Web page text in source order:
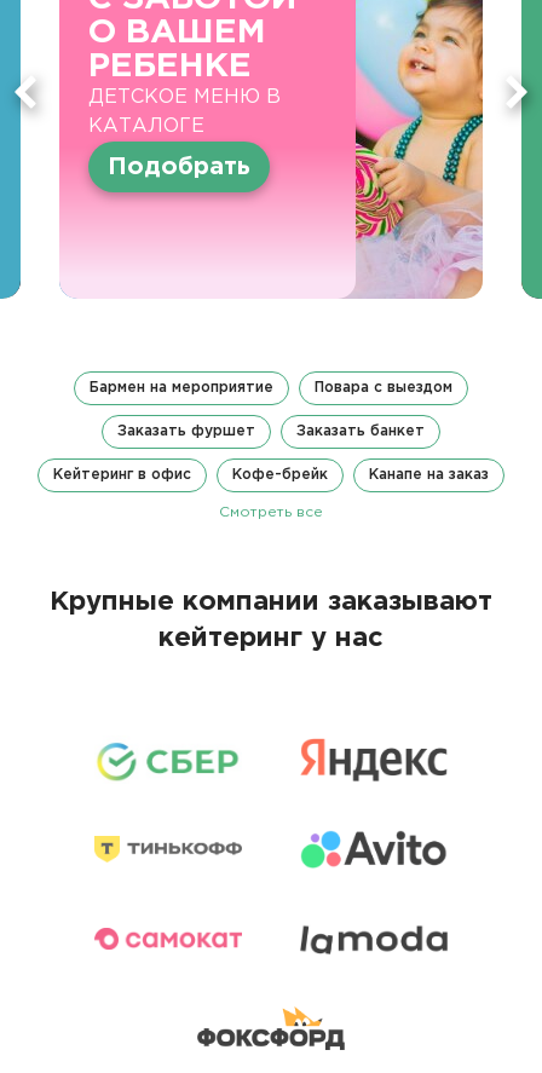
О ВАШЕМ
РЕБЕНКЕ
ДЕТСКОЕ МЕНЮ В
КАТАЛОГЕ
Подобрать
Бармен на мероприятие Повара с выездом
Заказать фуршет Заказать банкет
Кейтеринг в офис Кофе-брейк Канапе на заказ
Смотреть все
Крупные компании заказывают
кейтеринг у нас